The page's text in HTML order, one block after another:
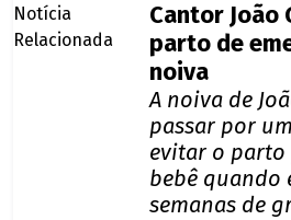
Cantor João
parto de
noiva
A noiva de
passar por
evitar o
bebê quando
semanas de